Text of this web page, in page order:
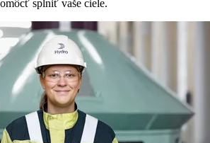
splniť vaše ciele.